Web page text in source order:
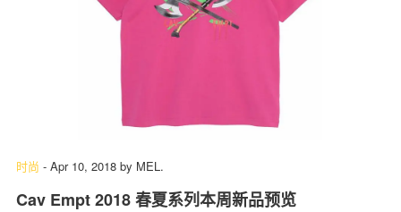
球 鞋
时尚 - Apr 10, 2018 by MEL.
Cav Empt 2018 春夏系列本周新品预览